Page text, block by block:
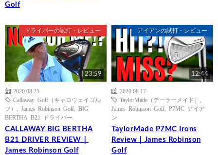
Golf
ドライバーの試打・レビュー
23:59
2020.08.25
Callaway Golf（キャロウェイゴル
フ）
James Robinson Golf
BIG
BERTHA B21 ドライバー
CALLAWAY BIG BERTHA
B21 DRIVER REVIEW｜
James Robinson Golf
アイアンの試打・レビュー
12:44
2020.08.17
TaylorMade（テーラーメイド）
James Robinson Golf
P7MC アイア
ン
TaylorMade P7MC Irons
Review｜James Robinson
Golf